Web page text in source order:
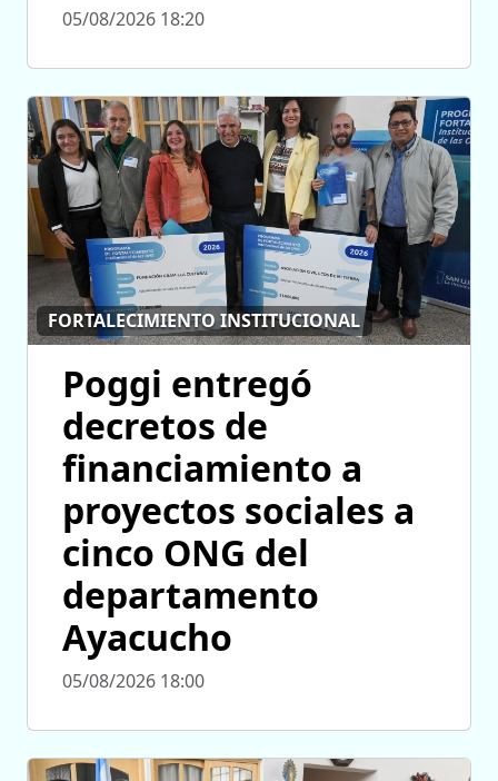
05/08/2026 18:20
FORTALECIMIENTO INSTITUCIONAL
Poggi entregó
decretos de
financiamiento a
proyectos sociales a
cinco ONG del
departamento
Ayacucho
05/08/2026 18:00